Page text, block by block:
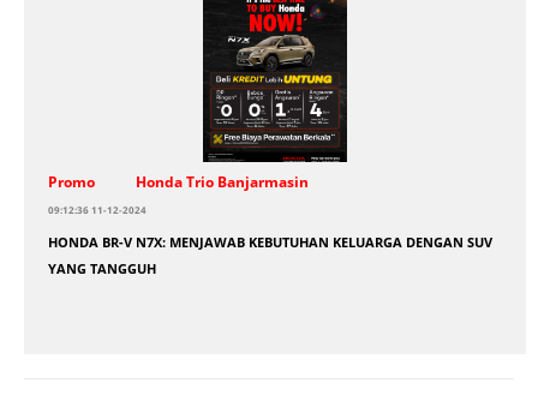
Promo Honda Trio Banjarmasin
09:12:36 11-12-2024
HONDA BR-V N7X: MENJAWAB KEBUTUHAN KELUARGA DENGAN SUV
YANG TANGGUH